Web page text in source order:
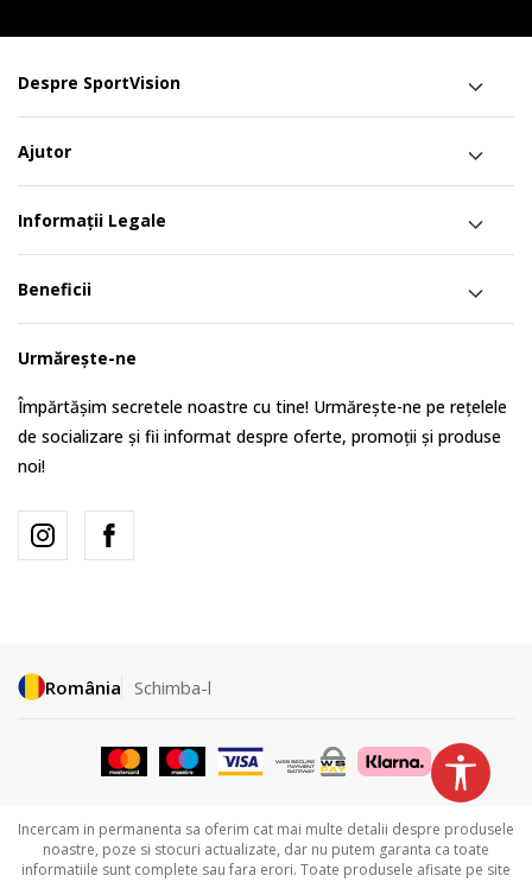
Despre SportVision
Ajutor
Informații Legale
Beneficii
Urmărește-ne
Împărtășim secretele noastre cu tine! Urmărește-ne pe rețelele
de socializare și fii informat despre oferte, promoții și produse
noi!
România Schimba-l
Incercam in permanenta sa oferim cat mai multe detalii despre produsele
noastre, poze si stocuri actualizate, dar nu putem garanta ca toate
informatiile sunt complete sau fara erori. Toate produsele afisate pe site